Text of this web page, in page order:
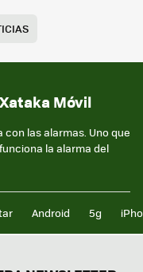
Móvil
las alarmas. Uno que
la alarma del
Android 5g